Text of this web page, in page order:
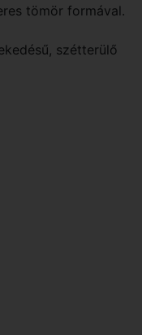
tömör formával.
szétterülő